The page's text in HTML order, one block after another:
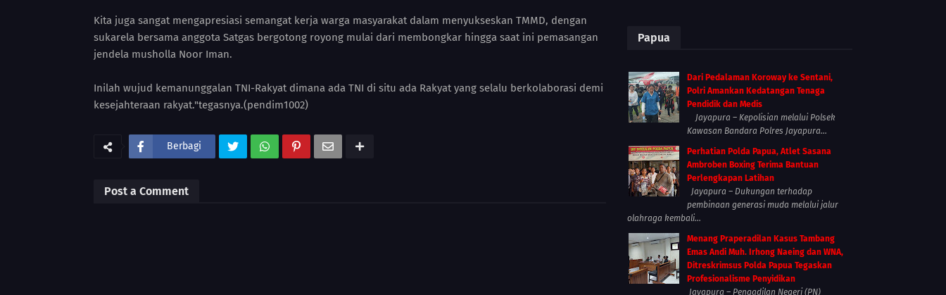
Kita juga sangat mengapresiasi semangat kerja warga masyarakat dalam menyukseskan TMMD, dengan
sukarela bersama anggota Satgas bergotong royong mulai dari membongkar hingga saat ini pemasangan
jendela musholla Noor Iman.
Inilah wujud kemanunggalan TNI-Rakyat dimana ada TNI di situ ada Rakyat yang selalu berkolaborasi demi
kesejahteraan rakyat."tegasnya.(pendim1002)
Berbagi
Post a Comment
Papua
Dari Pedalaman Koroway ke Sentani,
Polri Amankan Kedatangan Tenaga
Pendidik dan Medis
Jayapura – Kepolisian melalui Polsek
Kawasan Bandara Polres Jayapura...
Perhatian Polda Papua, Atlet Sasana
Ambroben Boxing Terima Bantuan
Perlengkapan Latihan
Jayapura – Dukungan terhadap
pembinaan generasi muda melalui jalur
olahraga kembali...
Menang Praperadilan Kasus Tambang
Emas Andi Muh. Irhong Naeing dan WNA,
Ditreskrimsus Polda Papua Tegaskan
Profesionalisme Penyidikan
Jayapura – Pengadilan Negeri (PN)